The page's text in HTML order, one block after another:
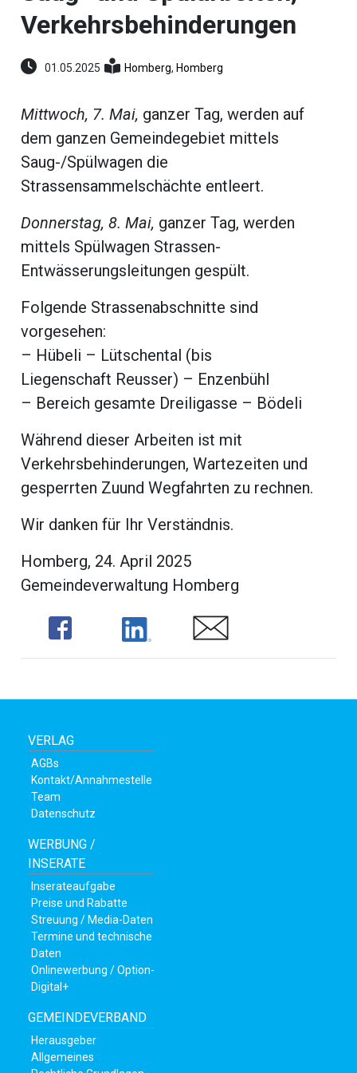
Reportagen
Verkehrsbehinderungen
01.05.2025 Homberg,Homberg
Mittwoch, 7. Mai, ganzer Tag, werden auf
dem ganzen Gemeindegebiet mittels
Saug-/Spülwagen die
Strassensammelschächte entleert.
Donnerstag, 8. Mai, ganzer Tag, werden
mittels Spülwagen Strassen-
Entwässerungsleitungen gespült.
Folgende Strassenabschnitte sind
vorgesehen:
– Hübeli – Lütschental (bis
Liegenschaft Reusser) – Enzenbühl
– Bereich gesamte Dreiligasse – Bödeli
Während dieser Arbeiten ist mit
Verkehrsbehinderungen, Wartezeiten und
gesperrten Zuund Wegfahrten zu rechnen.
Wir danken für Ihr Verständnis.
Homberg, 24. April 2025
Gemeindeverwaltung Homberg
Share Share Share
VERLAG
AGBs
Kontakt/Annahmestelle
Team
Datenschutz
WERBUNG /
INSERATE
Inserateaufgabe
Preise und Rabatte
Streuung / Media-Daten
Termine und technische
Daten
Onlinewerbung / Option-
Digital+
GEMEINDEVERBAND
Herausgeber
Allgemeines